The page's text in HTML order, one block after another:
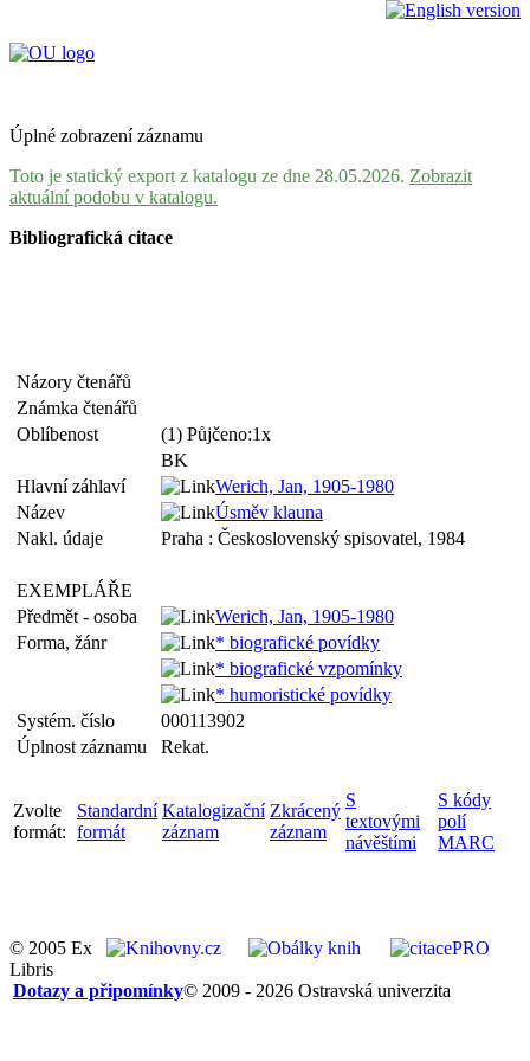
Úplné zobrazení záznamu
Toto je statický export z katalogu ze dne 28.05.2026. Zobrazit
aktuální podobu v katalogu.
Bibliografická citace
Názory čtenářů
Známka čtenářů
Oblíbenost
(1) Půjčeno:1x
BK
Hlavní záhlaví
Werich, Jan, 1905-1980
Název
Úsměv klauna
Nakl. údaje
Praha : Československý spisovatel, 1984
EXEMPLÁŘE
Předmět - osoba
Werich, Jan, 1905-1980
Forma, žánr
* biografické povídky
* biografické vzpomínky
* humoristické povídky
Systém. číslo
000113902
Úplnost záznamu
Rekat.
Zvolte
formát:
Standardní
formát
Katalogizační
záznam
Zkrácený
záznam
S
textovými
návěštími
S kódy
polí
MARC
© 2005 Ex
Libris
© 2009 - 2026 Ostravská univerzita
Dotazy a připomínky